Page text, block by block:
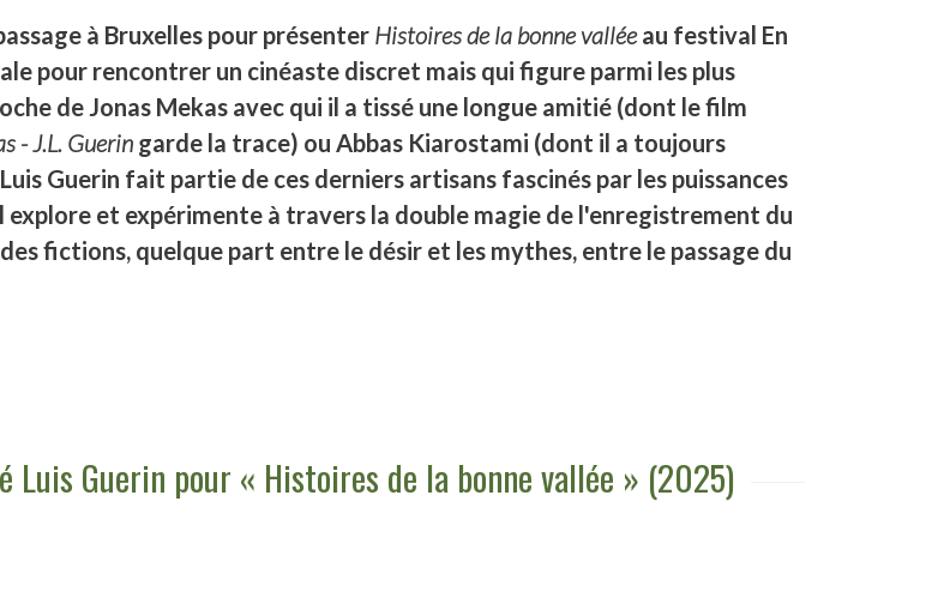
à Bruxelles pour présenter Histoires de la bonne valléeau festival En
pour rencontrer un cinéaste discret mais qui figure parmi les plus
de Jonas Mekas avec qui il a tissé une longue amitié (dont le film
- J.L. Gueringarde la trace) ou Abbas Kiarostami (dont il a toujours
Guerin fait partie de ces derniers artisans fascinés par les puissances
explore et expérimente à travers la double magie de l'enregistrement du
fictions, quelque part entre le désir et les mythes, entre le passage du
Luis Guerin pour « Histoires de la bonne vallée » (2025)